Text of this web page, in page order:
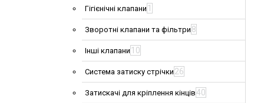
Гігієнічні клапани 1
Зворотні клапани та фільтри 8
Інші клапани 10
Система затиску стрічки 26
Затискачі для кріплення кінців40